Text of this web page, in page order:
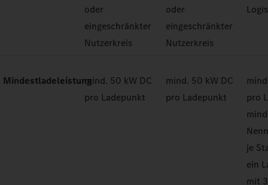
oder
eingeschränkter
Nutzerkreis
oder
eingeschränkter
Nutzerkreis
Mindestladeleistungmind. 50 kW DC
pro Ladepunkt
mind. 50 kW DC
pro Ladepunkt
pro
je
ein
mit